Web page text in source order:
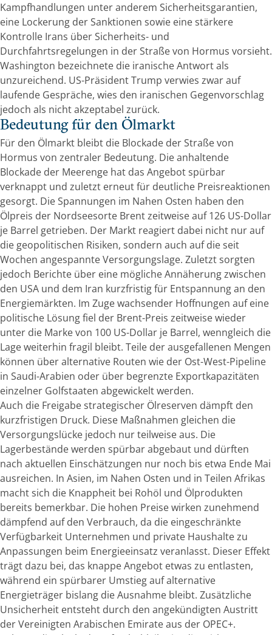
Kampfhandlungen unter anderem Sicherheitsgarantien,
eine Lockerung der Sanktionen sowie eine stärkere
Kontrolle Irans über Sicherheits- und
Durchfahrtsregelungen in der Straße von Hormus vorsieht.
Washington bezeichnete die iranische Antwort als
unzureichend. US-Präsident Trump verwies zwar auf
laufende Gespräche, wies den iranischen Gegenvorschlag
jedoch als nicht akzeptabel zurück.
Bedeutung für den Ölmarkt
Für den Ölmarkt bleibt die Blockade der Straße von
Hormus von zentraler Bedeutung. Die anhaltende
Blockade der Meerenge hat das Angebot spürbar
verknappt und zuletzt erneut für deutliche Preisreaktionen
gesorgt. Die Spannungen im Nahen Osten haben den
Ölpreis der Nordseesorte Brent zeitweise auf 126 US-Dollar
je Barrel getrieben. Der Markt reagiert dabei nicht nur auf
die geopolitischen Risiken, sondern auch auf die seit
Wochen angespannte Versorgungslage. Zuletzt sorgten
jedoch Berichte über eine mögliche Annäherung zwischen
den USA und dem Iran kurzfristig für Entspannung an den
Energiemärkten. Im Zuge wachsender Hoffnungen auf eine
politische Lösung fiel der Brent-Preis zeitweise wieder
unter die Marke von 100 US-Dollar je Barrel, wenngleich die
Lage weiterhin fragil bleibt. Teile der ausgefallenen Mengen
können über alternative Routen wie der Ost-West-Pipeline
in Saudi-Arabien oder über begrenzte Exportkapazitäten
einzelner Golfstaaten abgewickelt werden.
Auch die Freigabe strategischer Ölreserven dämpft den
kurzfristigen Druck. Diese Maßnahmen gleichen die
Versorgungslücke jedoch nur teilweise aus. Die
Lagerbestände werden spürbar abgebaut und dürften
nach aktuellen Einschätzungen nur noch bis etwa Ende Mai
ausreichen. In Asien, im Nahen Osten und in Teilen Afrikas
macht sich die Knappheit bei Rohöl und Ölprodukten
bereits bemerkbar. Die hohen Preise wirken zunehmend
dämpfend auf den Verbrauch, da die eingeschränkte
Verfügbarkeit Unternehmen und private Haushalte zu
Anpassungen beim Energieeinsatz veranlasst. Dieser Effekt
trägt dazu bei, das knappe Angebot etwas zu entlasten,
während ein spürbarer Umstieg auf alternative
Energieträger bislang die Ausnahme bleibt. Zusätzliche
Unsicherheit entsteht durch den angekündigten Austritt
der Vereinigten Arabischen Emirate aus der OPEC+.